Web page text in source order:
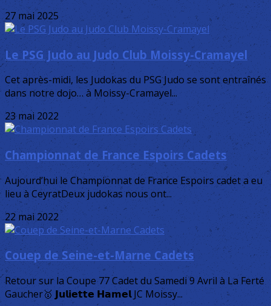
27 mai 2025
Le PSG Judo au Judo Club Moissy-Cramayel
Cet après-midi, les Judokas du PSG Judo se sont entraînés
dans notre dojo… à Moissy-Cramayel...
23 mai 2022
Championnat de France Espoirs Cadets
Aujourd’hui le Championnat de France Espoirs cadet a eu
lieu à CeyratDeux judokas nous ont...
22 mai 2022
Couep de Seine-et-Marne Cadets
Retour sur la Coupe 77 Cadet du Samedi 9 Avril à La Ferté
Gaucher🥇 𝗝𝘂𝗹𝗶𝗲𝘁𝘁𝗲 𝗛𝗮𝗺𝗲𝗹 JC Moissy...